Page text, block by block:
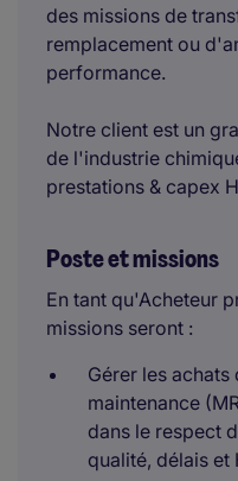
des missions de
remplacement ou
performance.
Notre client est un
de l'industrie
prestations & capex
Poste et missions
En tant qu'Acheteur
missions seront :
Gérer les
maintenance
dans le respect
qualité, délais et